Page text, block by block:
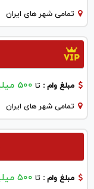
تمامی شهر های ایران
مبلغ وام : تا 500 میلیون
تمامی شهر های ایران
مبلغ وام : تا ۵۰۰ میلیون